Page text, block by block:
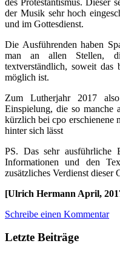
der Musik sehr hoch
und im Gottesdienst.
Die Ausführenden haben
man an allen Stellen,
textverständlich, soweit das
möglich ist.
Zum Lutherjahr 2017
Einspielung, die so
kürzlich bei cpo erschienene
hinter sich lässt
PS. Das sehr ausführliche
Informationen und den
zusätzliches Verdienst dieser
[Ulrich Hermann April,
Schreibe einen Kommentar
Letzte Beiträge